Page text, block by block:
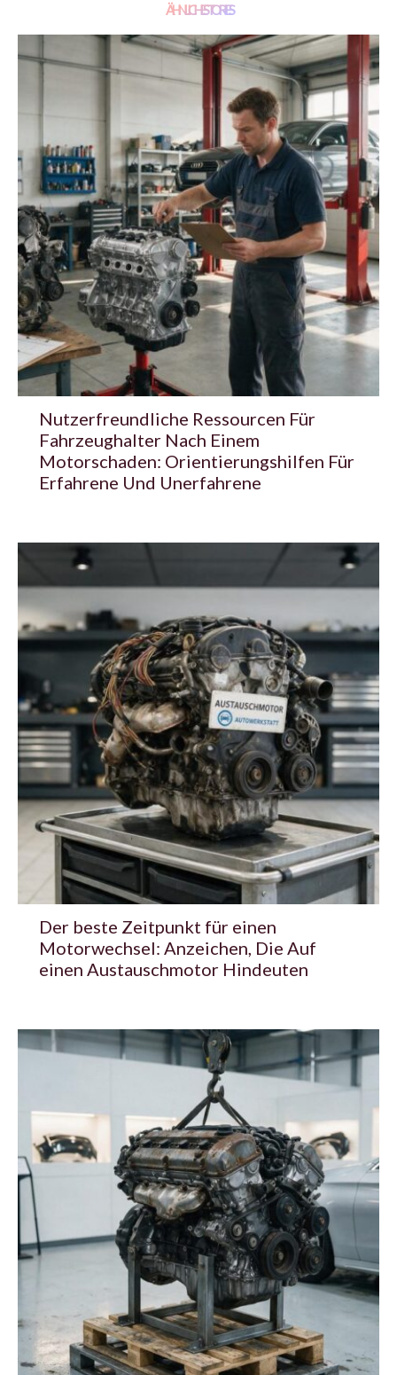
ÄHNLICHE STORIES
Nutzerfreundliche Ressourcen Für
Fahrzeughalter Nach Einem
Motorschaden: Orientierungshilfen Für
Erfahrene Und Unerfahrene
Der beste Zeitpunkt für einen
Motorwechsel: Anzeichen, Die Auf
einen Austauschmotor Hindeuten